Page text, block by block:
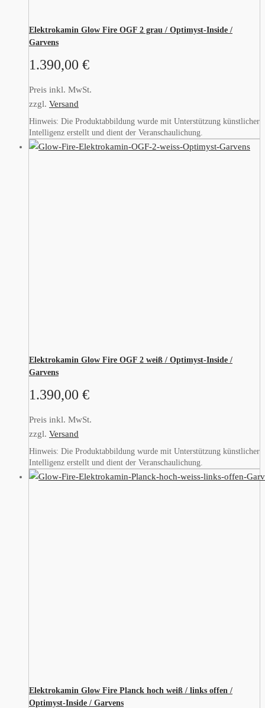
Elektrokamin Glow Fire OGF 2 grau / Optimyst-Inside /
Garvens
1.390,00 €
Preis inkl. MwSt.
zzgl. Versand
Hinweis: Die Produktabbildung wurde mit Unterstützung künstlicher
Intelligenz erstellt und dient der Veranschaulichung.
Elektrokamin Glow Fire OGF 2 weiß / Optimyst-Inside /
Garvens
1.390,00 €
Preis inkl. MwSt.
zzgl. Versand
Hinweis: Die Produktabbildung wurde mit Unterstützung künstlicher
Intelligenz erstellt und dient der Veranschaulichung.
Elektrokamin Glow Fire Planck hoch weiß / links offen /
Optimyst-Inside / Garvens